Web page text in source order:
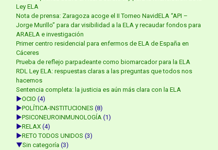
Ley ELA
Nota de prensa: Zaragoza acoge el II Torneo NavidELA “API –
Jorge Murillo” para dar visibilidad a la ELA y recaudar fondos para
ARAELA e investigación
Primer centro residencial para enfermos de ELA de España en
Cáceres
Prueba de reflejo parpadeante como biomarcador para la ELA
RDL Ley ELA: respuestas claras a las preguntas que todos nos
hacemos
Sentencia completa: la justicia es aún más clara con la ELA
►OCIO (4)
►POLÍTICA-INSTITUCIONES (8)
►PSICONEUROINMUNOLOGÍA (1)
►RELAX (4)
►RETO TODOS UNIDOS (3)
▼Sin categoría (3)